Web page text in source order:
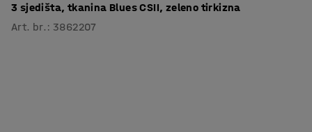
3 sjedišta, tkanina Blues CSII, zeleno tirkizna
Art. br. : 3862207